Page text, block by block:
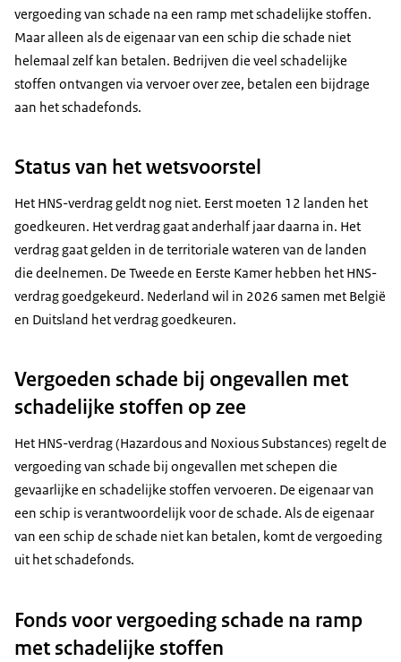
vergoeding van schade na een ramp met schadelijke stoffen.
Maar alleen als de eigenaar van een schip die schade niet
helemaal zelf kan betalen. Bedrijven die veel schadelijke
stoffen ontvangen via vervoer over zee, betalen een bijdrage
aan het schadefonds.
Status van het wetsvoorstel
Het HNS-verdrag geldt nog niet. Eerst moeten 12 landen het
goedkeuren. Het verdrag gaat anderhalf jaar daarna in. Het
verdrag gaat gelden in de territoriale wateren van de landen
die deelnemen. De Tweede en Eerste Kamer hebben het HNS-
verdrag goedgekeurd. Nederland wil in 2026 samen met België
en Duitsland het verdrag goedkeuren.
Vergoeden schade bij ongevallen met
schadelijke stoffen op zee
Het HNS-verdrag (Hazardous and Noxious Substances) regelt de
vergoeding van schade bij ongevallen met schepen die
gevaarlijke en schadelijke stoffen vervoeren. De eigenaar van
een schip is verantwoordelijk voor de schade. Als de eigenaar
van een schip de schade niet kan betalen, komt de vergoeding
uit het schadefonds.
Fonds voor vergoeding schade na ramp
met schadelijke stoffen